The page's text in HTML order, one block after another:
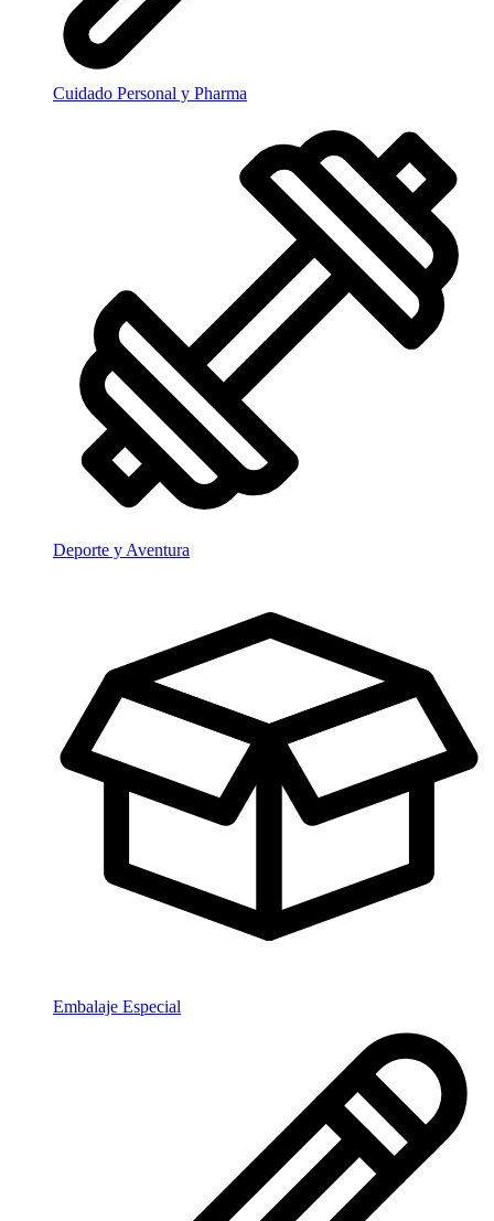
Cuidado Personal y Pharma
Deporte y Aventura
Embalaje Especial